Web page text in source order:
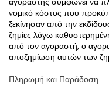
νομικό κόστος που
ξεκίνησαν από την
ζημίες λόγω
από τον αγοραστή, ο
αποζημίωση αυτών των
Πληρωμή και Παράδοση